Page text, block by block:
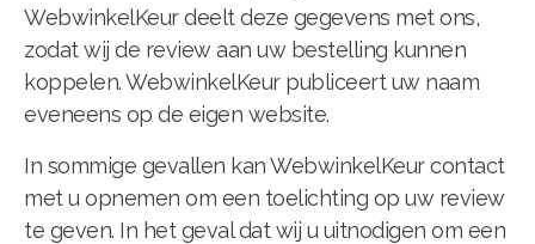
WebwinkelKeur deelt deze gegevens met ons,
zodat wij de review aan uw bestelling kunnen
koppelen. WebwinkelKeur publiceert uw naam
eveneens op de eigen website.
In sommige gevallen kan WebwinkelKeur contact
met u opnemen om een toelichting op uw review
te geven. In het geval dat wij u uitnodigen om een